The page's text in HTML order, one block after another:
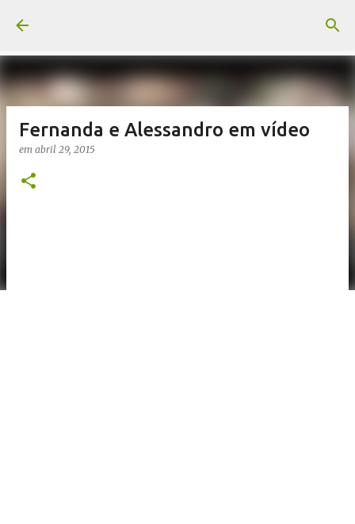
Fernanda e Alessandro em vídeo
em abril 29, 2015